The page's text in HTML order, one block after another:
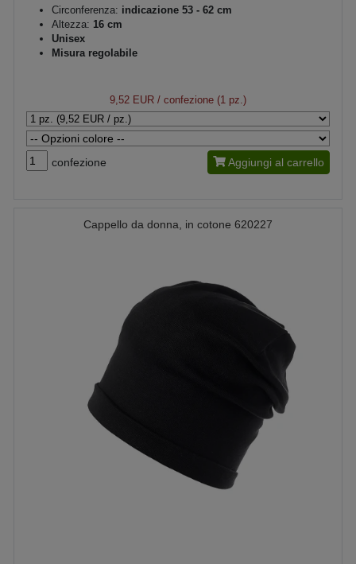
Circonferenza: indicazione 53 - 62 cm
Altezza: 16 cm
Unisex
Misura regolabile
9,52 EUR / confezione (1 pz.)
confezione Aggiungi al carrello
Cappello da donna, in cotone 620227